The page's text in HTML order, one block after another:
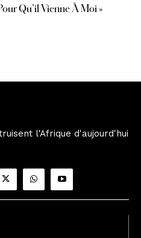
Qu’il Vienne À Moi »
l'Afrique d'aujourd'hui